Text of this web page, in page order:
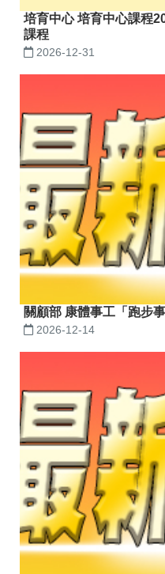
培育中心 培育中心課程
課程
2026-12-31
關顧部 康體事工「跑步事
2026-12-14